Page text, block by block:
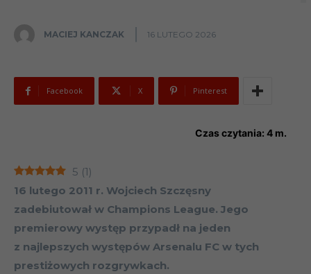
MACIEJ KANCZAK 16 LUTEGO 2026
Facebook X Pinterest
Czas czytania: 4 m.
5 (1)
16 lutego 2011 r. Wojciech Szczęsny
zadebiutował w Champions League. Jego
premierowy występ przypadł na jeden
z najlepszych występów Arsenalu FC w tych
prestiżowych rozgrywkach.